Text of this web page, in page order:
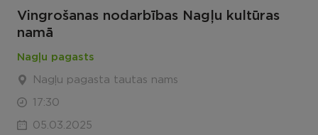
Vingrošanas nodarbības Nagļu kultūras
namā
Nagļu pagasts
Nagļu pagasta tautas nams
17:30
05.03.2025